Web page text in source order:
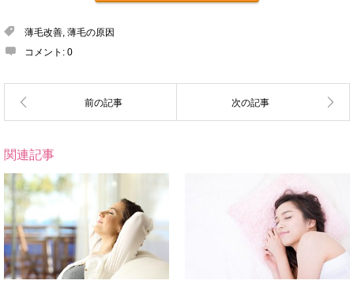
薄毛改善 薄毛の原因
コメント: 0
関連記事